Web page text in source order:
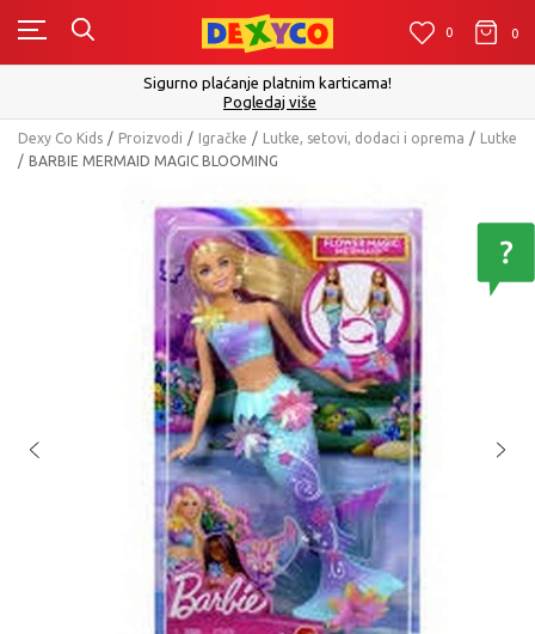
0 0
Sigurno plaćanje platnim karticama!
Pogledaj više
Dexy Co Kids Proizvodi Igračke Lutke, setovi, dodaci i oprema
Lutke
BARBIE MERMAID MAGIC BLOOMING